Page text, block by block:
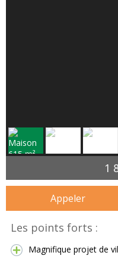
1
Appeler
Les points forts :
Magnifique projet de